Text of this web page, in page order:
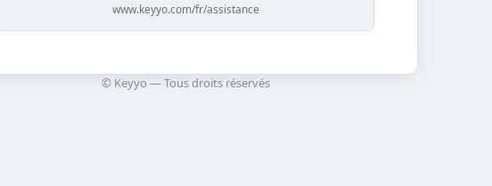
www.keyyo.com/fr/assistance
© Keyyo — Tous droits réservés